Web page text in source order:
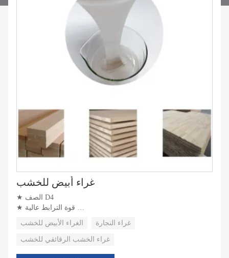
غراء أبيض للخشب
★ الصف D4
★ سرعة التجفيف السريع
الغراء الأبيض للخشب غراء النجارة
غراء الخشب الرقائقي للخشب